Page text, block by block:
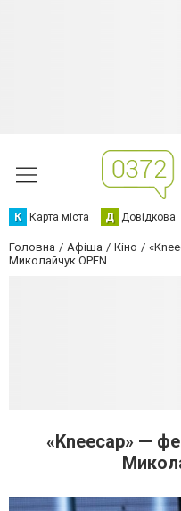
К Карта міста Д Довідкова
Головна Афіша Кіно
Миколайчук OPEN
«Kneecap» —